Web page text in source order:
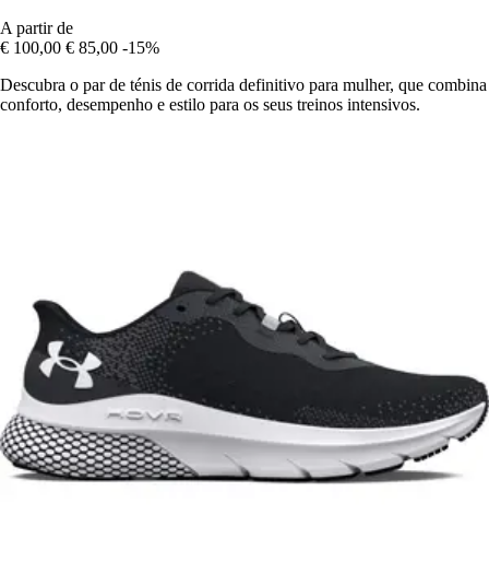
A partir de
€ 100,00 € 85,00 -15%
Descubra o par de ténis de corrida definitivo para mulher, que combina
conforto, desempenho e estilo para os seus treinos intensivos.